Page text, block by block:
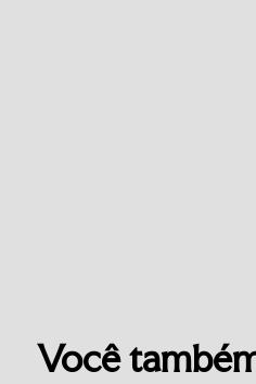
Você